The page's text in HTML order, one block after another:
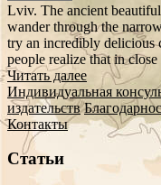
Lviv. The ancient
wander through the
try an incredibly
people realize that in
Читать далее
Индивидуальная
издательств
Контакты
Статьи